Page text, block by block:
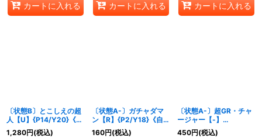
カートに入れる カートに入れる カートに入れる
〔状態B〕とこしえの超
人【U】{P14/Y20}《自
然》
1,280円(税込)
〔状態A-〕ガチャダマ
ン【R】{P2/Y18}《自
然》
160円(税込)
〔状態A-〕超GR・チャ
ージャー【-】
{P42/Y18}《自然》
450円(税込)